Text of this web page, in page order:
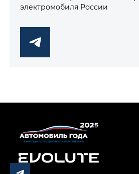
электромобиля России